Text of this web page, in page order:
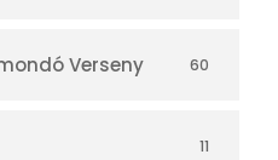
Verseny 60
11